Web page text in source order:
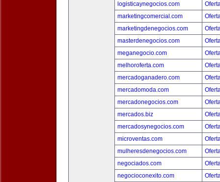
logisticaynegocios.com
marketingcomercial.com
marketingdenegocios.com
masterdenegocios.com
meganegocio.com
melhoroferta.com
mercadoganadero.com
mercadomoda.com
mercadonegocios.com
mercados.biz
mercadosynegocios.com
microventas.com
mulheresdenegocios.com
negociados.com
negocioconexito.com